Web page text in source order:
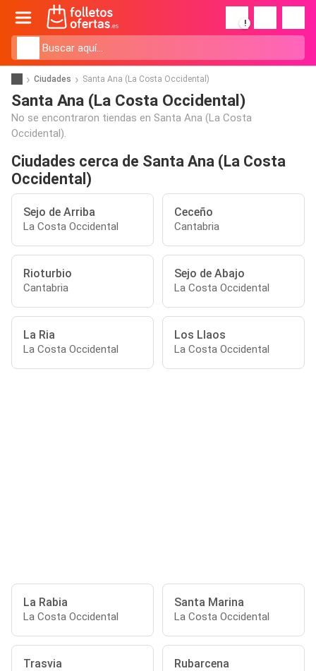
!
Ciudades Santa Ana (La Costa Occidental)
Santa Ana (La Costa Occidental)
No se encontraron tiendas en Santa Ana (La Costa
Occidental).
Ciudades cerca de Santa Ana (La Costa
Occidental)
Sejo de Arriba
La Costa Occidental
Ceceño
Cantabria
Rioturbio
Cantabria
Sejo de Abajo
La Costa Occidental
La Ria
La Costa Occidental
Los Llaos
La Costa Occidental
La Rabia
La Costa Occidental
Santa Marina
La Costa Occidental
Trasvia Rubarcena